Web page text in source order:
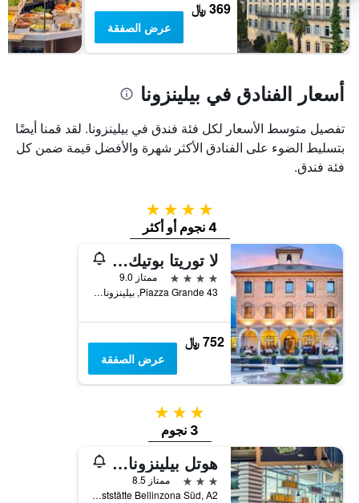
3
أيام
يعرض
متوسط
سعر
غرفة
369 ﷼
عرض الصفقة
أسعار الفنادق في بيلينزونا
تفصيل متوسط الأسعار لكل فئة فندق في بيلينزونا. لقد قمنا أيضًا
بتسليط الضوء على الفنادق الأكثر شهرة والأفضل قيمة ضمن كل
فئة فندق.
4 نجوم
4 نجوم أو أكثر
لا توريتا بوتيك هوتل آند ريستورانت
4 نجوم
ممتاز 9.0
Piazza Grande 43, بيلينزونا, كانتون تيسينو, سويسرا
752 ﷼
عرض الصفقة
3 نجوم
3 نجوم
هوتل بيلينزونا سود سويس كواليتي
3 نجوم
ممتاز 8.5
Raststätte Bellinzona Süd, A2, بيلينزونا, كانتون تيسينو, سويسرا